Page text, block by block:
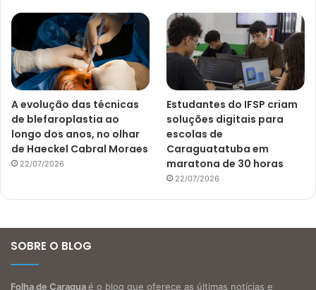
A evolução das técnicas
de blefaroplastia ao
longo dos anos, no olhar
de Haeckel Cabral Moraes
22/07/2026
Estudantes do IFSP criam
soluções digitais para
escolas de
Caraguatatuba em
maratona de 30 horas
22/07/2026
SOBRE O BLOG
Folha de Caraguaé o blog que oferece as últimas notícias e